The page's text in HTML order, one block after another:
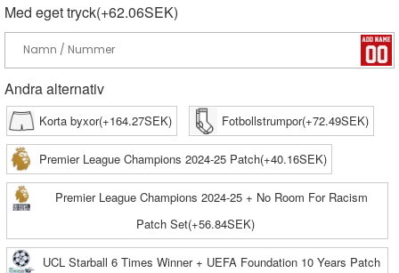
Med eget tryck(+62.06SEK)
Andra alternativ
Korta byxor(+164.27SEK) Fotbollstrumpor(+72.49SEK)
Premier League Champions 2024-25 Patch(+40.16SEK)
Premier League Champions 2024-25 + No Room For Racism
Patch Set(+56.84SEK)
UCL Starball 6 Times Winner + UEFA Foundation 10 Years Patch